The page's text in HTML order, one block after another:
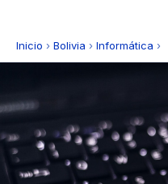
Inicio › Bolivia › Informática ›